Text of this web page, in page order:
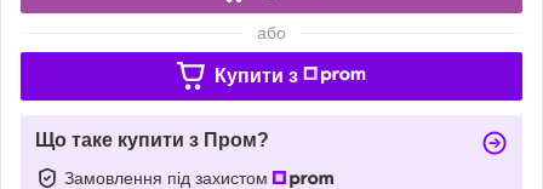
або
Купити з
Що таке купити з Пром?
Замовлення під захистом